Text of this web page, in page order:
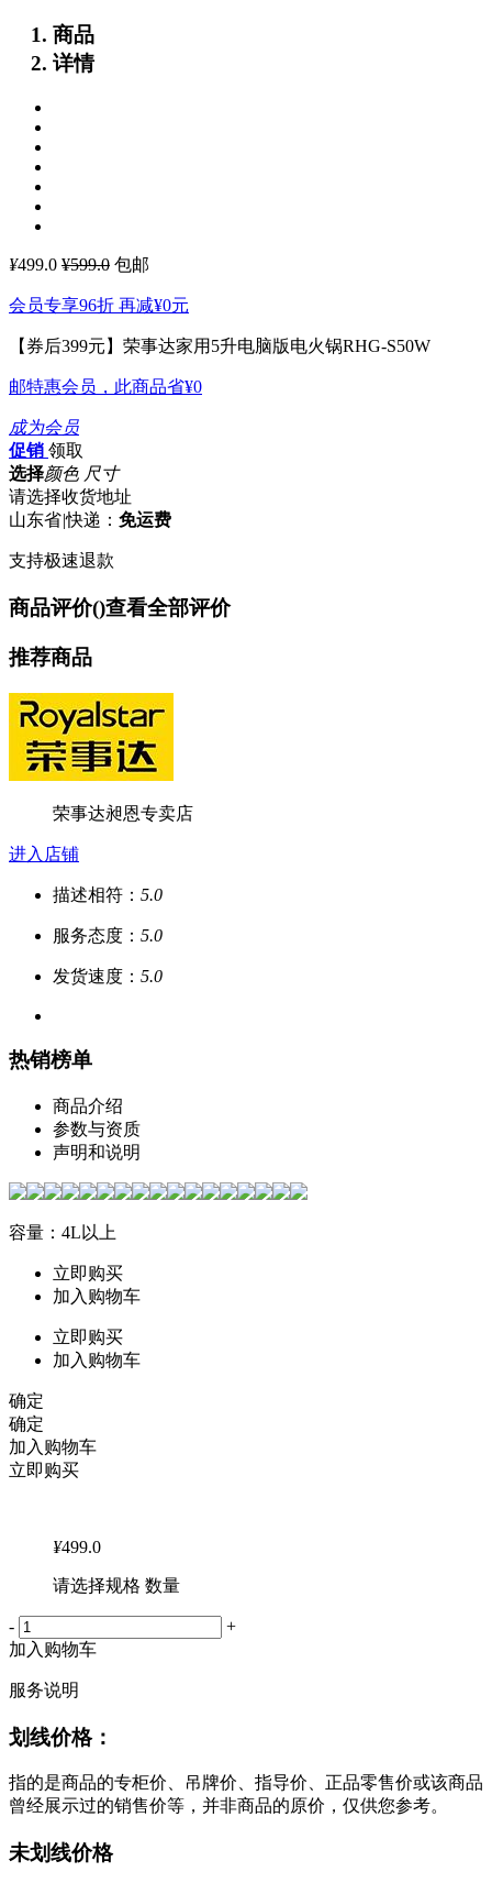
商品
详情
¥499.0 ¥599.0 包邮
会员专享96折 再减¥0元
【券后399元】荣事达家用5升电脑版电火锅RHG-S50W
邮特惠会员，此商品省¥0
成为会员
促销 领取
选择颜色 尺寸
请选择收货地址
山东省|快递： 免运费
支持极速退款
商品评价()查看全部评价
推荐商品
荣事达昶恩专卖店
进入店铺
描述相符： 5.0
服务态度： 5.0
发货速度： 5.0
热销榜单
商品介绍
参数与资质
声明和说明
容量：4L以上
立即购买
加入购物车
立即购买
加入购物车
确定
确定
加入购物车
立即购买
¥499.0
请选择规格 数量
-
+
加入购物车
服务说明
划线价格：
指的是商品的专柜价、吊牌价、指导价、正品零售价或该商品
曾经展示过的销售价等，并非商品的原价，仅供您参考。
未划线价格